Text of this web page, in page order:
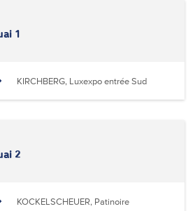
1
KIRCHBERG, Luxexpo entrée Sud
2
KOCKELSCHEUER, Patinoire